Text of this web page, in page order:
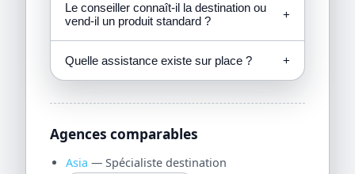
Le conseiller connaît-il la destination ou
vend-il un produit standard ?
+
Quelle assistance existe sur place ? +
Agences comparables
Asia — Spécialiste destination